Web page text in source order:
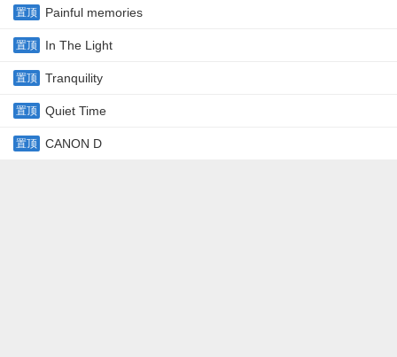
置顶 Painful memories
置顶 In The Light
置顶 Tranquility
置顶 Quiet Time
置顶 CANON D